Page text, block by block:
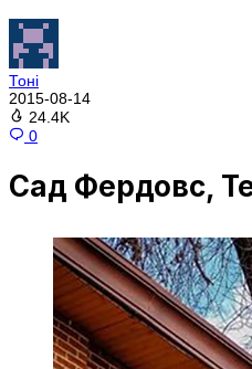
Тоні
2015-08-14
24.4K
0
Сад Фердовс,